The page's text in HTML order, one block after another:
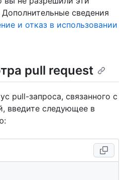
сведения
и отказ в использовании
pull request
pull-запроса, связанного с
введите следующее в